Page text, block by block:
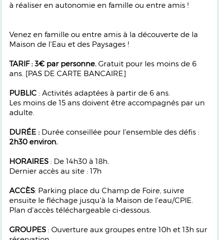
à réaliser en autonomie en famille ou entre amis !
Venez en famille ou entre amis à la découverte de la
Maison de l'Eau et des Paysages !
TARIF : 3€ par personne. Gratuit pour les moins de 6
ans. [PAS DE CARTE BANCAIRE]
PUBLIC: Activités adaptées à partir de 6 ans.
Les moins de 15 ans doivent être accompagnés par un
adulte.
DURÉE : Durée conseillée pour l’ensemble des déﬁs :
2h30 environ.
HORAIRES: De 14h30 à 18h.
Dernier accès au site : 17h
ACCÈS: Parking place du Champ de Foire, suivre
ensuite le ﬂéchage jusqu'à la Maison de l'eau/CPIE.
Plan d'accès téléchargeable ci-dessous.
GROUPES : Ouverture aux groupes entre 10h et 13h sur